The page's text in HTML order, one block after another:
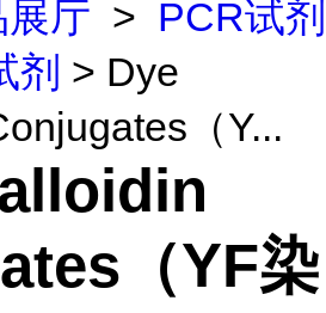
展厅 > PCR试剂
剂 > Dye
（Y...
（YF染